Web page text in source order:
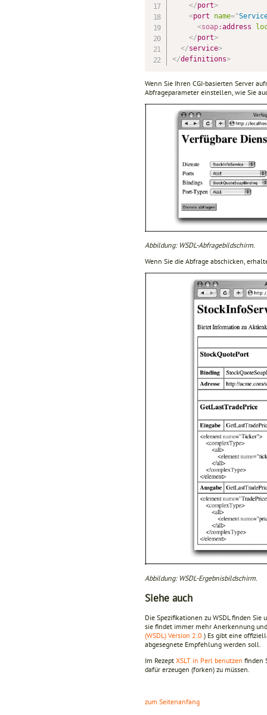
</port>
<port name="
<soap:address
</port>
</service>
</definitions>
Wenn Sie Ihren CGI-basierten Server
Abfrageparameter einstellen, wie Sie
Abbildung: WSDL-Abfragebildschirm.
Wenn Sie die Abfrage abschicken,
Abbildung: WSDL-Ergebnisbildschirm.
Siehe auch
Die Spezifikationen zu WSDL finden Sie
sie findet immer mehr Anerkennung
(WSDL) Version 2.0.) Es gibt eine
abgesegnete Empfehlung werden soll.
Im Rezept XSLT in Perl benutzen finden
dafür erzeugen (forken) zu müssen.
zum Seitenanfang